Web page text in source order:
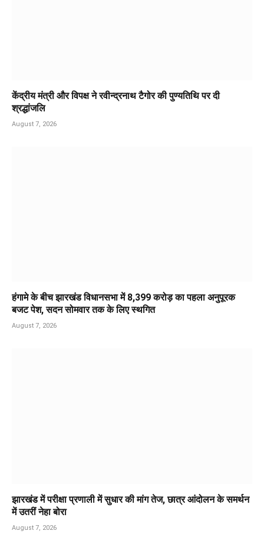
केंद्रीय मंत्री और विपक्ष ने रवीन्द्रनाथ टैगोर की पुण्यतिथि पर दी
श्रद्धांजलि
August 7, 2026
हंगामे के बीच झारखंड विधानसभा में 8,399 करोड़ का पहला अनुपूरक
बजट पेश, सदन सोमवार तक के लिए स्थगित
August 7, 2026
झारखंड में परीक्षा प्रणाली में सुधार की मांग तेज, छात्र आंदोलन के समर्थन
में उतरीं नेहा बोरा
August 7, 2026